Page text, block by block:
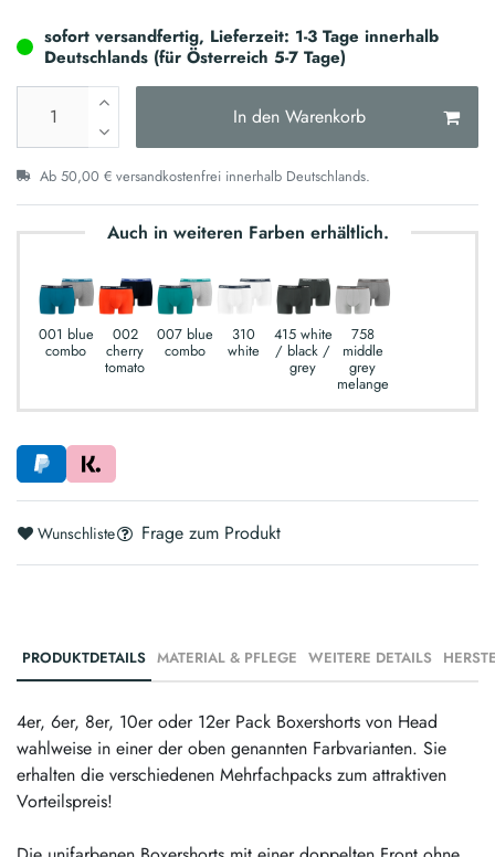
sofort versandfertig, Lieferzeit: 1-3 Tage innerhalb
Deutschlands (für Österreich 5-7 Tage)
In den Warenkorb
Ab 50,00 € versandkostenfrei innerhalb Deutschlands.
Auch in weiteren Farben erhältlich.
001 blue
combo
002
cherry
tomato
007 blue
combo
310
white
415 white
/ black /
grey
758
middle
grey
melange
Wunschliste Frage zum Produkt
PRODUKTDETAILS MATERIAL & PFLEGE WEITERE DETAILS
4er, 6er, 8er, 10er oder 12er Pack Boxershorts von Head
wahlweise in einer der oben genannten Farbvarianten. Sie
erhalten die verschiedenen Mehrfachpacks zum attraktiven
Vorteilspreis!